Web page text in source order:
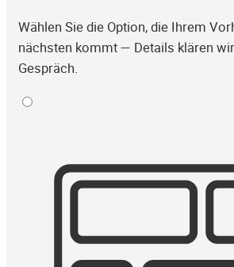
Wählen Sie die Option, die Ihrem
nächsten kommt — Details klären
Gespräch.